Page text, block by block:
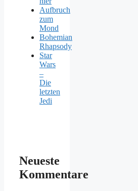
Aufbruch
zum
Mond
Bohemian
Rhapsody
Star
Wars
–
Die
letzten
Jedi
Neueste
Kommentare